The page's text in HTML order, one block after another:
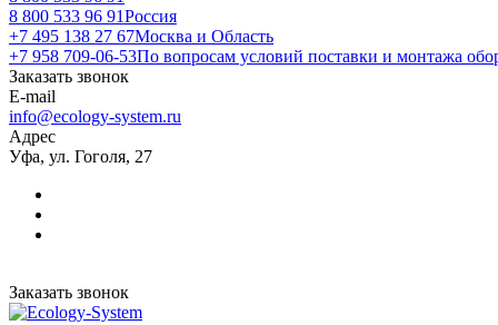
8 800 533 96 91Россия
+7 495 138 27 67Москва и Область
+7 958 709-06-53По вопросам условий поставки и монтажа
Заказать звонок
E-mail
info@ecology-system.ru
Адрес
Уфа, ул. Гоголя, 27
Заказать звонок